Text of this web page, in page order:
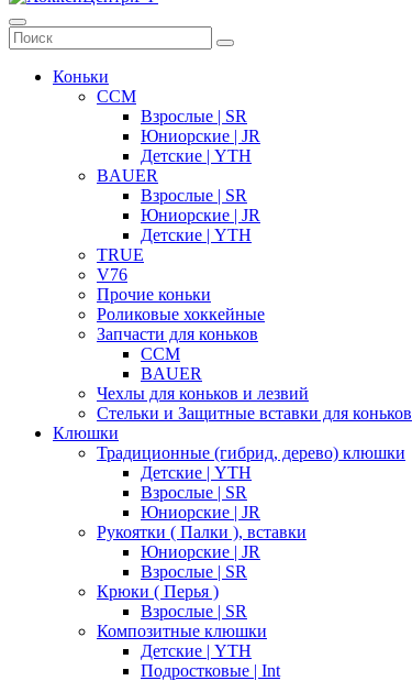
Коньки
CCM
Взрослые | SR
Юниорские | JR
Детские | YTH
BAUER
Взрослые | SR
Юниорские | JR
Детские | YTH
TRUE
V76
Прочие коньки
Роликовые хоккейные
Запчасти для коньков
CCM
BAUER
Чехлы для коньков и лезвий
Стельки и Защитные вставки для коньков
Клюшки
Традиционные (гибрид, дерево) клюшки
Детские | YTH
Взрослые | SR
Юниорские | JR
Рукоятки ( Палки ), вставки
Юниорские | JR
Взрослые | SR
Крюки ( Перья )
Взрослые | SR
Композитные клюшки
Детские | YTH
Подростковые | Int